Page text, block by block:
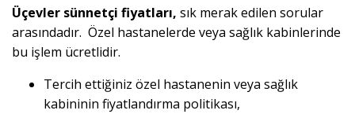
Üçevler sünnetçi fiyatları, sık merak edilen sorular
arasındadır. Özel hastanelerde veya sağlık kabinlerinde
bu işlem ücretlidir.
Tercih ettiğiniz özel hastanenin veya sağlık
kabininin fiyatlandırma politikası,